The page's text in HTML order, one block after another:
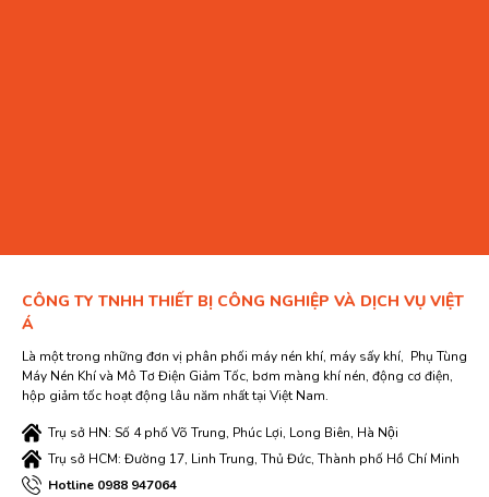
CÔNG TY TNHH THIẾT BỊ CÔNG NGHIỆP VÀ DỊCH VỤ VIỆT
Á
Là một trong những đơn vị phân phối máy nén khí, máy sấy khí, Phụ Tùng
Máy Nén Khí và Mô Tơ Điện Giảm Tốc, bơm màng khí nén, động cơ điện,
hộp giảm tốc hoạt động lâu năm nhất tại Việt Nam.
Trụ sở HN: Số 4 phố Võ Trung, Phúc Lợi, Long Biên, Hà Nội
Trụ sở HCM: Đường 17, Linh Trung, Thủ Đức, Thành phố Hồ Chí Minh
Hotline 0988 947064